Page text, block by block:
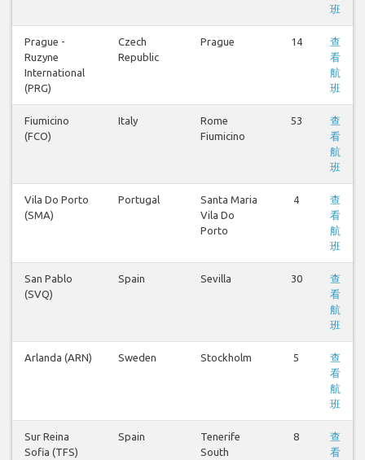
班
Prague -
Ruzyne
International
(PRG)
Czech
Republic
Prague 14
查
看
航
班
Fiumicino
(FCO)
Italy
Rome
Fiumicino
53
查
看
航
班
Vila Do Porto
(SMA)
Portugal
Santa Maria
Vila Do
Porto
4
查
看
航
班
San Pablo
(SVQ)
Spain Sevilla 30
查
看
航
班
Arlanda (ARN) Sweden Stockholm 5
查
看
航
班
Sur Reina
Sofia (TFS)
Spain
Tenerife
South
8
查
看